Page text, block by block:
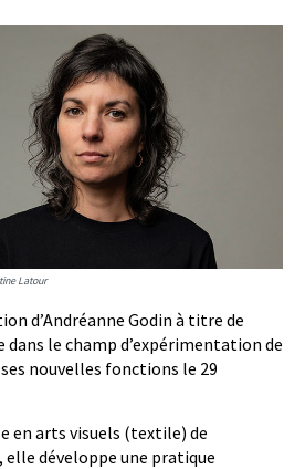
Latour
d’Andréanne Godin à titre de
le champ d’expérimentation de
nouvelles fonctions le 29
en arts visuels (textile) de
elle développe une pratique